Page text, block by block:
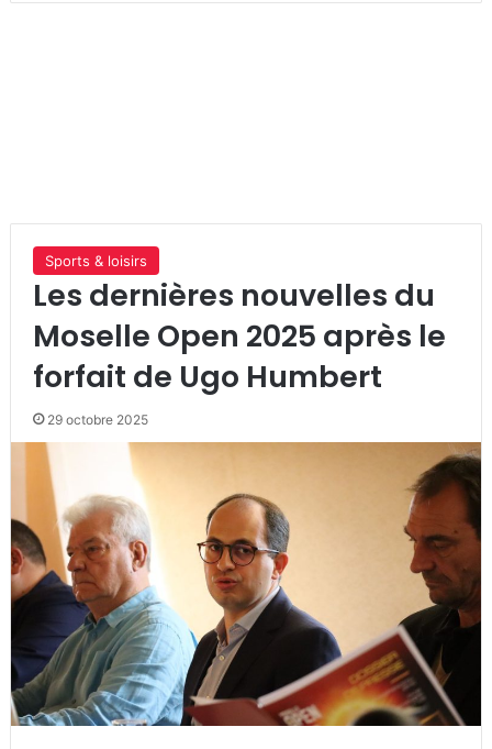
Sports & loisirs
Les dernières nouvelles du
Moselle Open 2025 après le
forfait de Ugo Humbert
29 octobre 2025